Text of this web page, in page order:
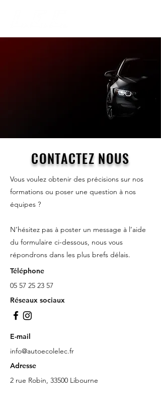
CONTACTEZ NOUS
Vous voulez obtenir des précisions sur nos
formations ou poser une question à nos
équipes ?
N’hésitez pas à poster un message à l’aide
du formulaire ci-dessous, nous vous
répondrons dans les plus brefs délais.
Téléphone
05 57 25 23 57
Réseaux sociaux
E-mail
info@autoecolelec.fr
Adresse
2 rue Robin, 33500 Libourne